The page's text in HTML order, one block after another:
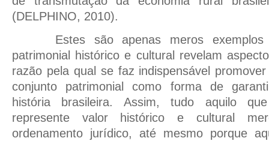
(DELPHINO, 2010).
Estes são apenas meros
patrimonial histórico e cultural revelam
razão pela qual se faz indispensável
conjunto patrimonial como forma de
história brasileira. Assim, tudo aquilo
represente valor histórico e cultural
ordenamento jurídico, até mesmo porque